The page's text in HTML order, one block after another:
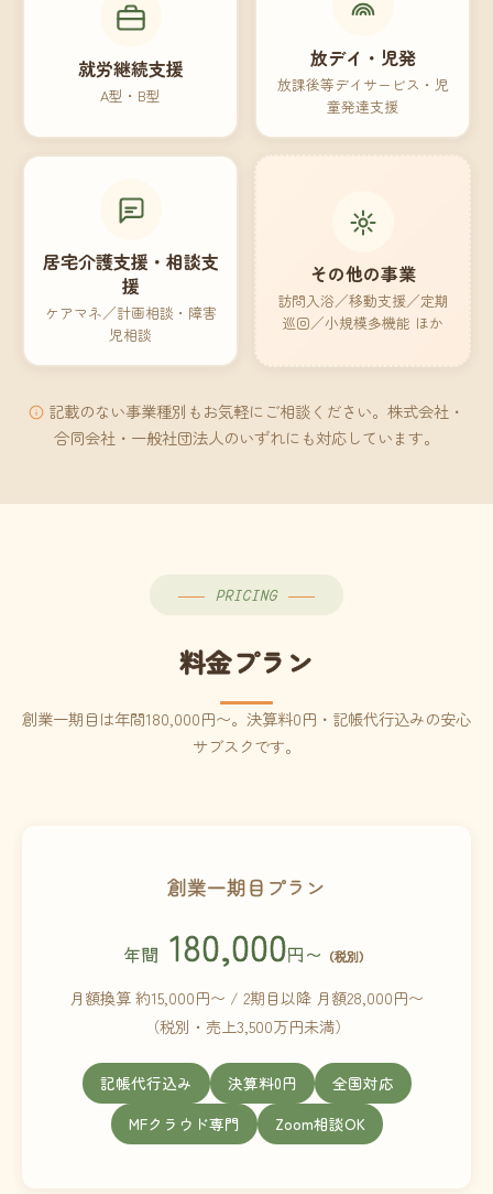
就労継続支援
A型・B型
放デイ・児発
放課後等デイサービス・児
童発達支援
居宅介護支援・相談支
援
ケアマネ／計画相談・障害
児相談
その他の事業
訪問入浴／移動支援／定期
巡回／小規模多機能 ほか
記載のない事業種別もお気軽にご相談ください。株式会社・
合同会社・一般社団法人のいずれにも対応しています。
PRICING
料金プラン
創業一期目は年間180,000円〜。決算料0円・記帳代行込みの安心
サブスクです。
創業一期目プラン
年間 180,000円〜 （税別）
月額換算 約15,000円〜 / 2期目以降 月額28,000円〜
（税別・売上3,500万円未満）
記帳代行込み 決算料0円
全国対応
MFクラウド専門
Zoom相談OK